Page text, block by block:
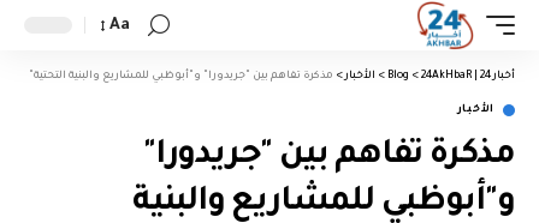
Aa
أخبار 24 | 24AkHbaR >
Blog
> الأخبار > مذكرة تفاهم بين "جريدورا" و"أبوظبي للمشاريع والبنية التحتية"
الأخبار
مذكرة تفاهم بين "جريدورا"
و"أبوظبي للمشاريع والبنية